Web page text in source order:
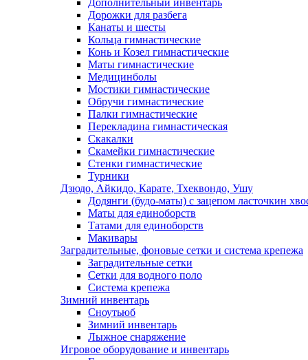
Дополнительный инвентарь
Дорожки для разбега
Канаты и шесты
Кольца гимнастические
Конь и Козел гимнастические
Маты гимнастические
Медицинболы
Мостики гимнастические
Обручи гимнастические
Палки гимнастические
Перекладина гимнастическая
Скакалки
Скамейки гимнастические
Стенки гимнастические
Турники
Дзюдо, Айкидо, Карате, Тхеквондо, Ушу
Додянги (будо-маты) с зацепом ласточкин
Маты для единоборств
Татами для единоборств
Макивары
Заградительные, фоновые сетки и система крепежа
Заградительные сетки
Сетки для водного поло
Система крепежа
Зимний инвентарь
Сноутьюб
Зимний инвентарь
Лыжное снаряжение
Игровое оборудование и инвентарь